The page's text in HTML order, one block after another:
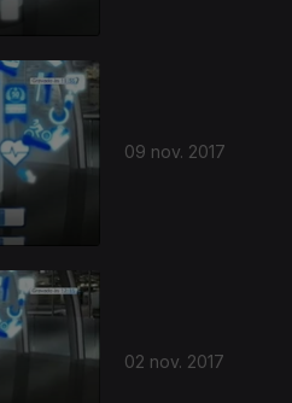
09 nov. 2017
02 nov. 2017